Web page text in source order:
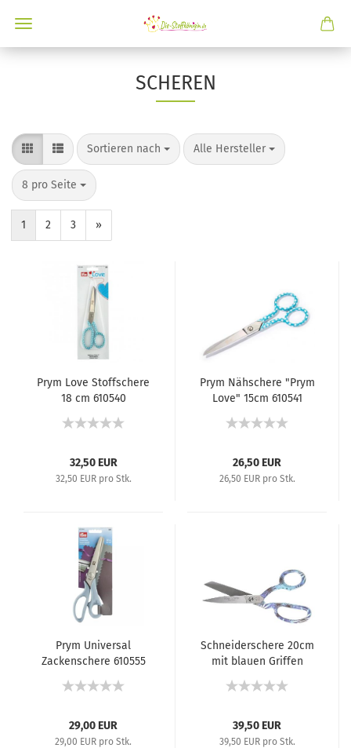
SCHEREN
Sortieren nach Alle Hersteller
8 pro Seite
1 2 3 »
Prym Love Stoffschere
18 cm 610540
32,50 EUR
32,50 EUR pro Stk.
Prym Nähschere "Prym
Love" 15cm 610541
26,50 EUR
26,50 EUR pro Stk.
Prym Universal
Zackenschere 610555
29,00 EUR
29,00 EUR pro Stk.
Schneiderschere 20cm
mit blauen Griffen
39,50 EUR
39,50 EUR pro Stk.